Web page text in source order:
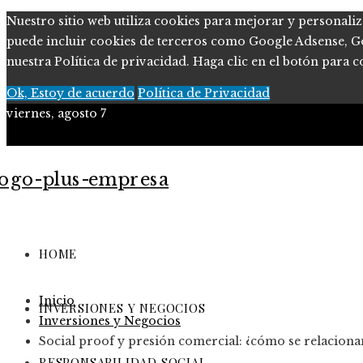
Nuestro sitio web utiliza cookies para mejorar y
puede incluir cookies de terceros como Google Adsense,
nuestra Política de privacidad. Haga clic en el botón para
Ok, Estoy de acuerdo Política de Privacidad
viernes, agosto 7
HOME
INVERSIONES Y NEGOCIOS
Inicio
Inversiones y Negocios
Social proof y presión comercial: ¿cómo se